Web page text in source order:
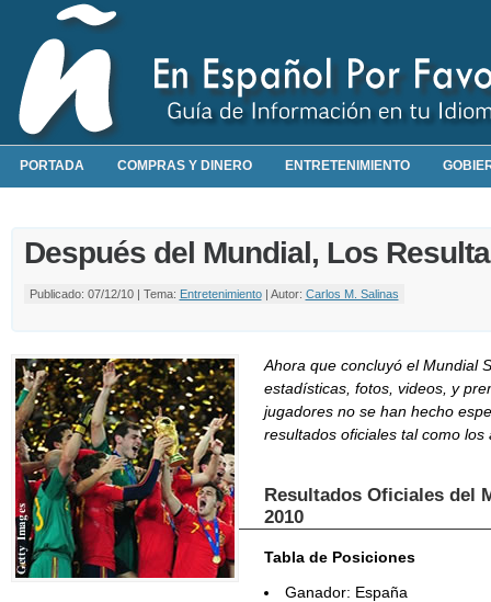
PORTADA COMPRAS Y DINERO ENTRETENIMIENTO
Después del Mundial, Los
Publicado: 07/12/10 | Tema: Entretenimiento| Autor: Carlos M. Salinas
Ahora que concluyó el Mundial
estadísticas, fotos, videos, y
jugadores no se han hecho
resultados oficiales tal como los
Resultados Oficiales del
2010
Tabla de Posiciones
Ganador: España